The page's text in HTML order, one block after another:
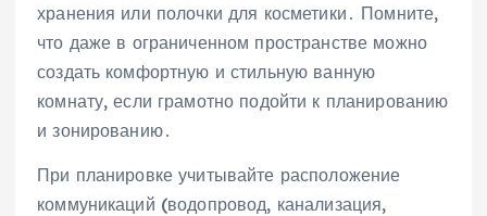
хранения или полочки для косметики․ Помните,
что даже в ограниченном пространстве можно
создать комфортную и стильную ванную
комнату, если грамотно подойти к планированию
и зонированию․
При планировке учитывайте расположение
коммуникаций (водопровод, канализация,